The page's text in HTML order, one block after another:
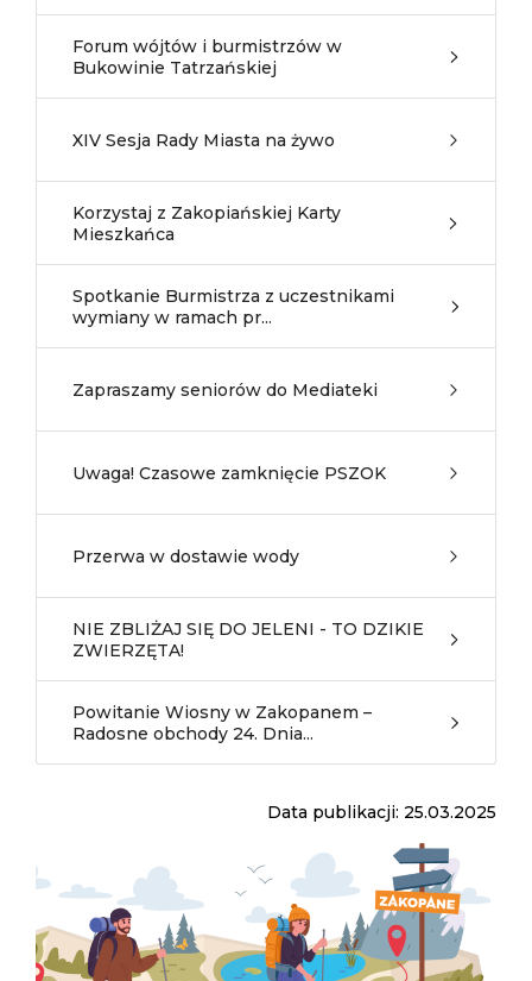
Forum wójtów i burmistrzów w
Bukowinie Tatrzańskiej
XIV Sesja Rady Miasta na żywo
Korzystaj z Zakopiańskiej Karty
Mieszkańca
Spotkanie Burmistrza z uczestnikami
wymiany w ramach pr...
Zapraszamy seniorów do Mediateki
Uwaga! Czasowe zamknięcie PSZOK
Przerwa w dostawie wody
NIE ZBLIŻAJ SIĘ DO JELENI - TO DZIKIE
ZWIERZĘTA!
Powitanie Wiosny w Zakopanem –
Radosne obchody 24. Dnia...
Data publikacji: 25.03.2025